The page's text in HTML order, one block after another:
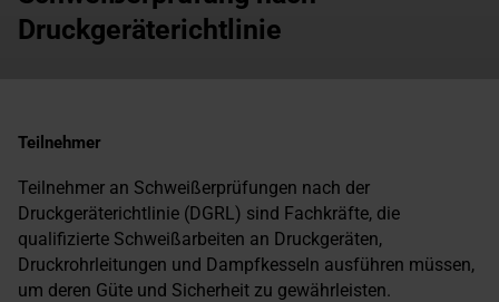
Druckgeräterichtlinie
Teilnehmer
Teilnehmer an Schweißerprüfungen nach der
Druckgeräterichtlinie (DGRL) sind Fachkräfte, die
qualifizierte Schweißarbeiten an Druckgeräten,
Druckrohrleitungen und Dampfkesseln ausführen müssen,
um deren Güte und Sicherheit zu gewährleisten.